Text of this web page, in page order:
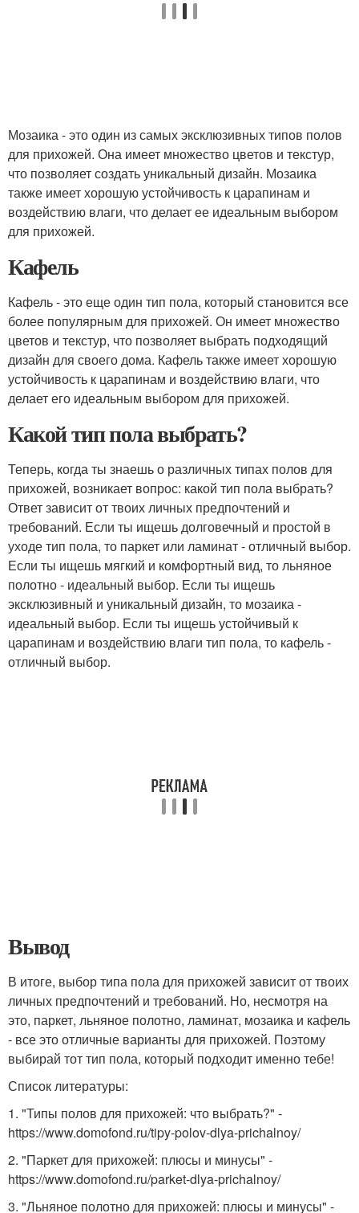
Мозаика - это один из самых эксклюзивных типов полов
для прихожей. Она имеет множество цветов и текстур,
что позволяет создать уникальный дизайн. Мозаика
также имеет хорошую устойчивость к царапинам и
воздействию влаги, что делает ее идеальным выбором
для прихожей.
Кафель
Кафель - это еще один тип пола, который становится все
более популярным для прихожей. Он имеет множество
цветов и текстур, что позволяет выбрать подходящий
дизайн для своего дома. Кафель также имеет хорошую
устойчивость к царапинам и воздействию влаги, что
делает его идеальным выбором для прихожей.
Какой тип пола выбрать?
Теперь, когда ты знаешь о различных типах полов для
прихожей, возникает вопрос: какой тип пола выбрать?
Ответ зависит от твоих личных предпочтений и
требований. Если ты ищешь долговечный и простой в
уходе тип пола, то паркет или ламинат - отличный выбор.
Если ты ищешь мягкий и комфортный вид, то льняное
полотно - идеальный выбор. Если ты ищешь
эксклюзивный и уникальный дизайн, то мозаика -
идеальный выбор. Если ты ищешь устойчивый к
царапинам и воздействию влаги тип пола, то кафель -
отличный выбор.
Вывод
В итоге, выбор типа пола для прихожей зависит от твоих
личных предпочтений и требований. Но, несмотря на
это, паркет, льняное полотно, ламинат, мозаика и кафель
- все это отличные варианты для прихожей. Поэтому
выбирай тот тип пола, который подходит именно тебе!
Список литературы:
1. "Типы полов для прихожей: что выбрать?" -
https://www.domofond.ru/tipy-polov-dlya-prichalnoy/
2. "Паркет для прихожей: плюсы и минусы" -
https://www.domofond.ru/parket-dlya-prichalnoy/
3. "Льняное полотно для прихожей: плюсы и минусы" -